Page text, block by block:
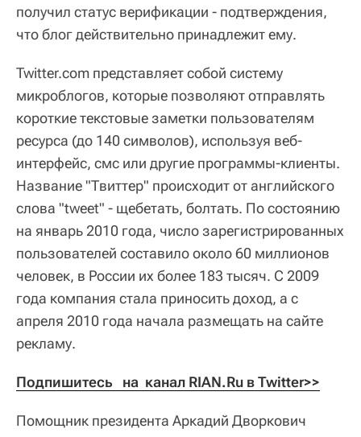
получил статус верификации - подтверждения,
что блог действительно принадлежит ему.
Twitter.com представляет собой систему
микроблогов, которые позволяют отправлять
короткие текстовые заметки пользователям
ресурса (до 140 символов), используя веб-
интерфейс, смс или другие программы-клиенты.
Название "Твиттер" происходит от английского
слова "tweet" - щебетать, болтать. По состоянию
на январь 2010 года, число зарегистрированных
пользователей составило около 60 миллионов
человек, в России их более 183 тысяч. С 2009
года компания стала приносить доход, а с
апреля 2010 года начала размещать на сайте
рекламу.
Подпишитесь   на  канал RIAN.Ru в Twitter>>
Помощник президента Аркадий Дворкович